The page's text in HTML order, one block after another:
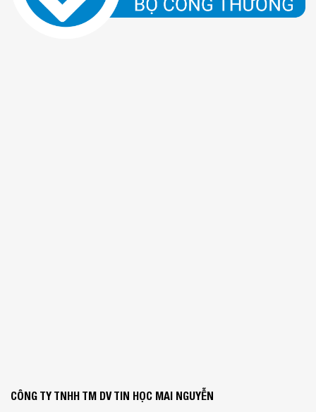
CÔNG TY TNHH TM DV TIN HỌC MAI NGUYỄN